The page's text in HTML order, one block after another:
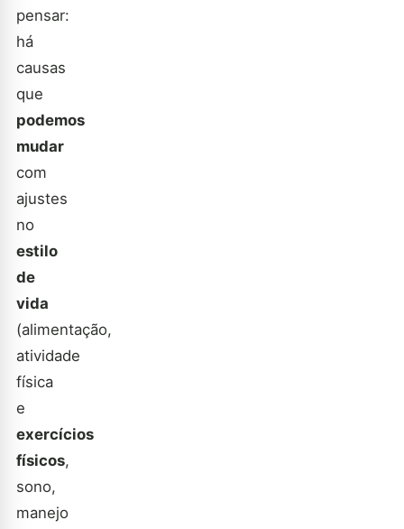
pensar:
há
causas
que
podemos
mudar
com
ajustes
no
estilo
de
vida
(alimentação,
atividade
física
e
exercícios
físicos,
sono,
manejo